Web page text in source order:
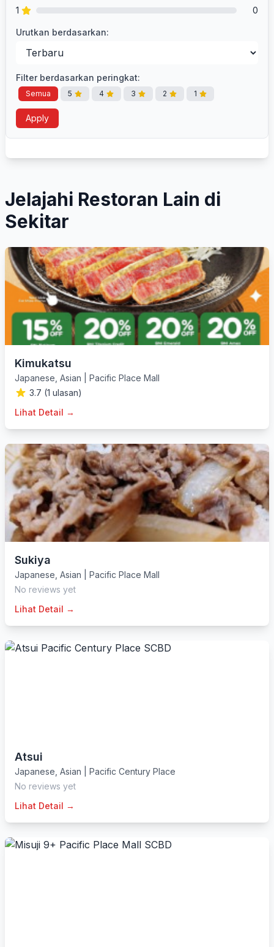
1
0
Urutkan berdasarkan:
Filter berdasarkan peringkat:
Semua 5 4 3 2 1
Apply
Jelajahi Restoran Lain di
Sekitar
Kimukatsu
Japanese Asian
Pacific Place Mall
3.7 (1 ulasan)
Lihat Detail →
Sukiya
Japanese Asian
Pacific Place Mall
No reviews yet
Lihat Detail →
Atsui
Japanese Asian
Pacific Century Place
No reviews yet
Lihat Detail →